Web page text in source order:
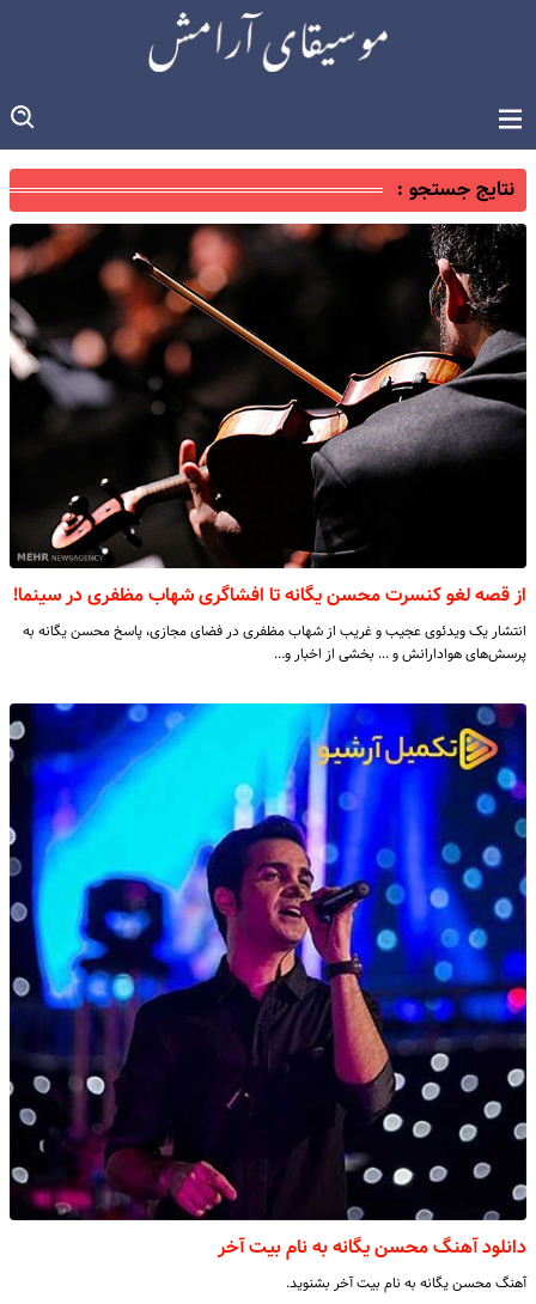
نتایج جستجو :
از قصه لغو کنسرت محسن یگانه تا افشاگری شهاب مظفری در سینما!
انتشار یک ویدئوی عجیب و غریب از شهاب مظفری در فضای مجازی، پاسخ محسن یگانه به
پرسش‌های هوادارانش و ... بخشی از اخبار و…
دانلود آهنگ محسن یگانه به نام بیت آخر
آهنگ محسن یگانه به نام بیت آخر بشنوید.